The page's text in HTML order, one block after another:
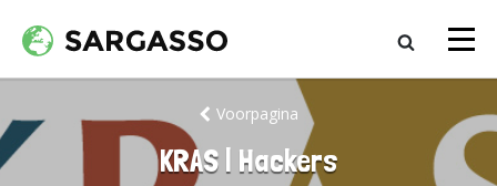
Voorpagina
KRAS | Hackers